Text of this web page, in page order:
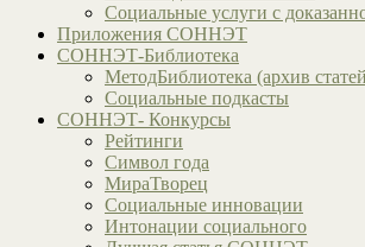
Социальные услуги с
Приложения СОННЭТ
СОННЭТ-Библиотека
МетодБиблиотека (архив
Социальные подкасты
СОННЭТ- Конкурсы
Рейтинги
Символ года
МираТворец
Социальные инновации
Интонации социального